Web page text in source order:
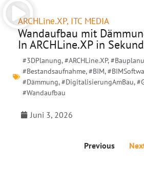
ARCHLine.XP, ITC MEDIA
Wandaufbau mit
In ARCHLine.XP in
#3DPlanung,#ARCHLine.XP,
#Bestandsaufnahme,#BIM,
#Dämmung,#DigitalisierungAmBau,
#Wandaufbau
Juni 3, 2026
Previous